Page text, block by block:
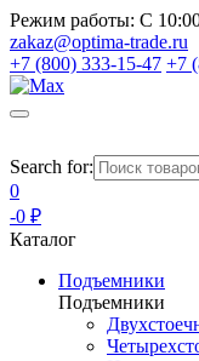
Режим работы: С
zakaz@optima-trade.ru
+7 (800) 333-15-47 +7
Search for:
0
-0 ₽
Каталог
Подъемники
Подъемники